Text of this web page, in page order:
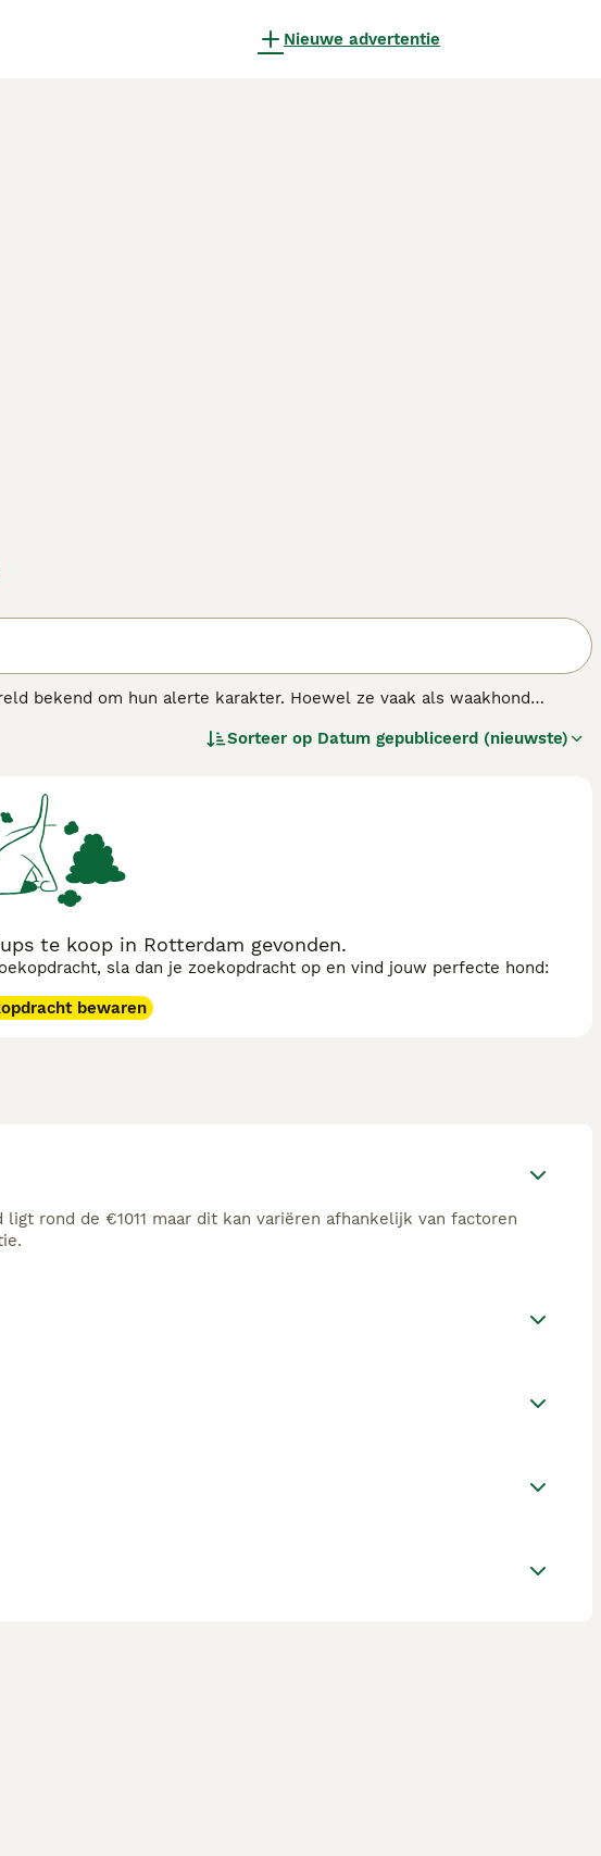
Nieuwe advertentie
bekend om hun alerte karakter. Hoewel ze vaak als waakhond
ze gewaardeerde gezinsleden.
Sorteer op Datum gepubliceerd (nieuwste)
te koop in Rotterdam gevonden.
sla dan je zoekopdracht op en vind jouw perfecte hond:
bewaren
rond de €1011 maar dit kan variëren afhankelijk van factoren